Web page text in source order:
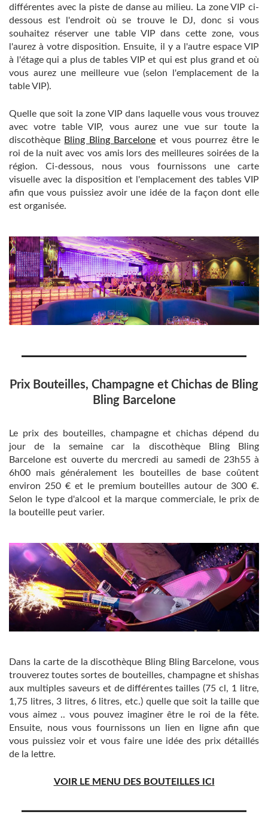
différentes avec la piste de danse au milieu. La zone VIP ci-
dessous est l'endroit où se trouve le DJ, donc si vous
souhaitez réserver une table VIP dans cette zone, vous
l'aurez à votre disposition. Ensuite, il y a l'autre espace VIP
à l'étage qui a plus de tables VIP et qui est plus grand et où
vous aurez une meilleure vue (selon l'emplacement de la
table VIP).
Quelle que soit la zone VIP dans laquelle vous vous trouvez
avec votre table VIP, vous aurez une vue sur toute la
discothèque Bling Bling Barcelone et vous pourrez être le
roi de la nuit avec vos amis lors des meilleures soirées de la
région. Ci-dessous, nous vous fournissons une carte
visuelle avec la disposition et l'emplacement des tables VIP
afin que vous puissiez avoir une idée de la façon dont elle
est organisée.
Prix ​​Bouteilles, Champagne et Chichas de Bling
Bling Barcelone
Le prix des bouteilles, champagne et chichas dépend du
jour de la semaine car la discothèque Bling Bling
Barcelone est ouverte du mercredi au samedi de 23h55 à
6h00 mais généralement les bouteilles de base coûtent
environ 250 € et le premium bouteilles autour de 300 €.
Selon le type d'alcool et la marque commerciale, le prix de
la bouteille peut varier.
Dans la carte de la discothèque Bling Bling Barcelone, ​​vous
trouverez toutes sortes de bouteilles, champagne et shishas
aux multiples saveurs et de différentes tailles (75 cl, 1 litre,
1,75 litres, 3 litres, 6 litres, etc.) quelle que soit la taille que
vous aimez .. vous pouvez imaginer être le roi de la fête.
Ensuite, nous vous fournissons un lien en ligne afin que
vous puissiez voir et vous faire une idée des prix détaillés
de la lettre.
VOIR LE MENU DES BOUTEILLES ICI